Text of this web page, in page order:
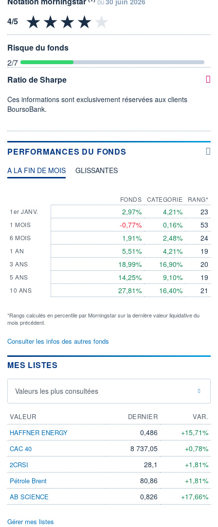
DU
Risque du fonds
2/7
Ratio de Sharpe
Ces informations sont exclusivement réservées aux clients
BoursoBank.
PERFORMANCES DU FONDS
A LA FIN DE MOIS GLISSANTES
1er JANV.
1 MOIS
6 MOIS
1 AN
3 ANS
5 ANS
10 ANS
FONDS
2,97%
-0,77%
1,91%
5,51%
18,99%
14,25%
27,81%
CATEGORIE
4,21%
0,16%
2,48%
4,21%
16,90%
9,10%
16,40%
RANG*
23
53
24
19
20
19
21
*Rangs calculés en percentile par Morningstar sur la dernière valeur liquidative du
mois précédent.
Consulter les infos des autres fonds
MES LISTES
Valeurs les plus consultées
VALEUR DERNIER
VAR.
HAFFNER ENERGY
0,486 +15,71%
CAC 40 8 737,05 +0,78%
2CRSI 28,1 +1,81%
Pétrole Brent 80,86 +1,81%
AB SCIENCE 0,826 +17,66%
Gérer mes listes